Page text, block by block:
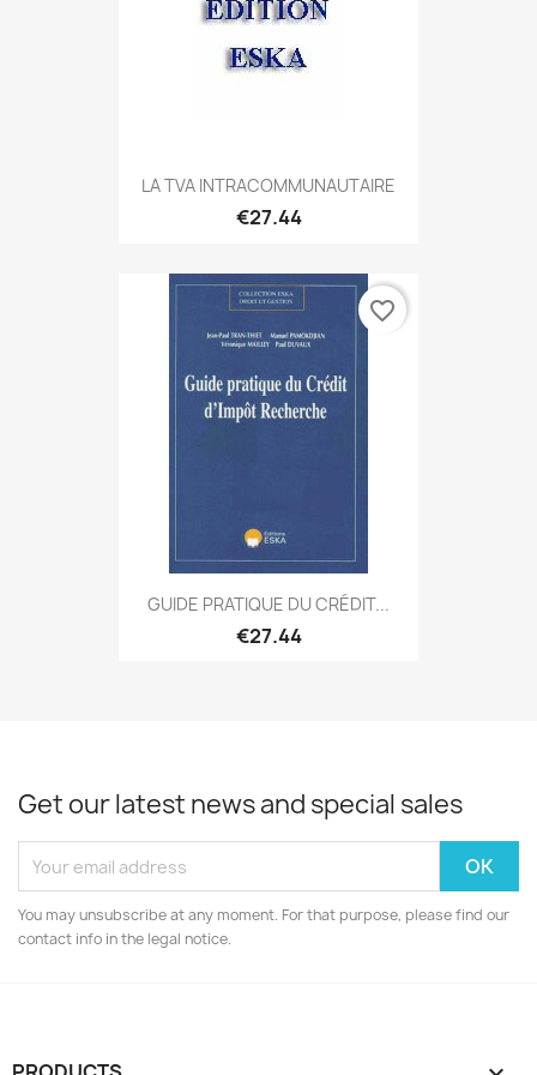
LA TVA INTRACOMMUNAUTAIRE
€27.44
GUIDE PRATIQUE DU CRÉDIT...
€27.44
favorite_border
Get our latest news and special sales
You may unsubscribe at any moment. For that purpose, please find our
contact info in the legal notice.